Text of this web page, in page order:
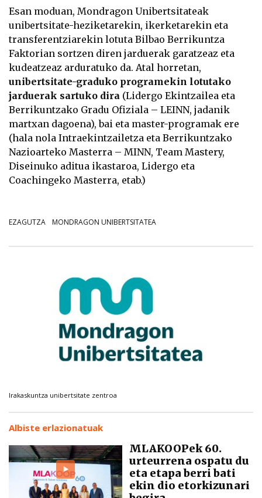
Esan moduan, Mondragon Unibertsitateak
unibertsitate-heziketarekin, ikerketarekin eta
transferentziarekin lotuta Bilbao Berrikuntza
Faktorian sortzen diren jarduerak garatzeaz eta
kudeatzeaz arduratuko da. Atal horretan,
unibertsitate-graduko programekin lotutako
jarduerak sartuko dira (Lidergo Ekintzailea eta
Berrikuntzako Gradu Ofiziala – LEINN, jadanik
martxan dagoena), bai eta master-programak ere
(hala nola Intraekintzailetza eta Berrikuntzako
Nazioarteko Masterra – MINN, Team Mastery,
Diseinuko aditua ikastaroa, Lidergo eta
Coachingeko Masterra, etab.)
EZAGUTZA MONDRAGON UNIBERTSITATEA
Irakaskuntza unibertsitate zentroa
Albiste erlazionatuak
MLAKOOPek 60.
urteurrena ospatu du
eta etapa berri bati
ekin dio etorkizunari